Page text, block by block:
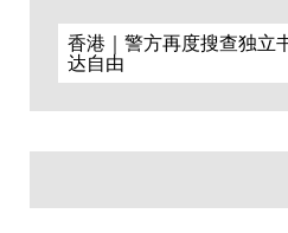
香港｜警方再度搜查独立
达自由